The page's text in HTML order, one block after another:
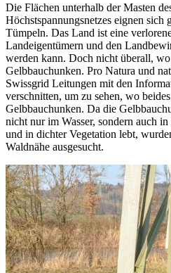
Die Flächen unterhalb der Masten
Höchstspannungsnetzes eignen
Tümpeln. Das Land ist eine
Landeigentümern und den
werden kann. Doch nicht überall, wo
Gelbbauchunken. Pro Natura und
Swissgrid Leitungen mit den
verschnitten, um zu sehen, wo
Gelbbauchunken. Da die
nicht nur im Wasser, sondern auch
und in dichter Vegetation lebt,
Waldnähe ausgesucht.